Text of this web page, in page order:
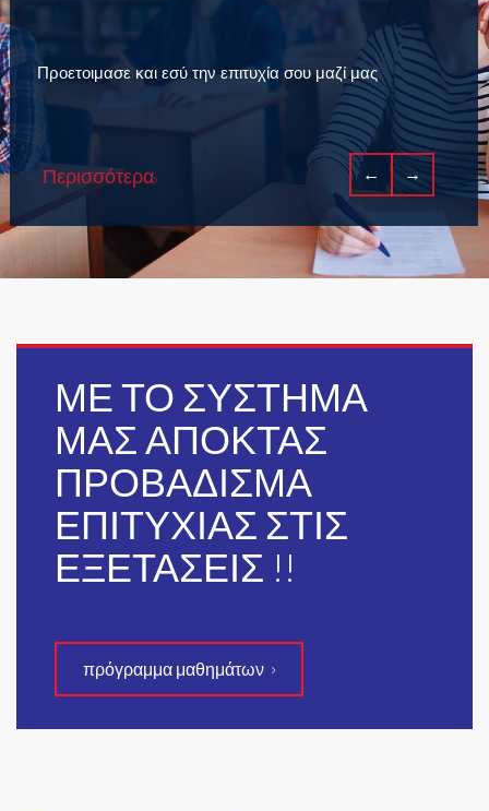
← →
Περισσότερα
ΜΕ ΤΟ ΣΥΣΤΗΜΑ
ΜΑΣ ΑΠΟΚΤΑΣ
ΠΡΟΒΑΔΙΣΜΑ
ΕΠΙΤΥΧΙΑΣ ΣΤΙΣ
ΕΞΕΤΑΣΕΙΣ !!
πρόγραμμα μαθημάτων